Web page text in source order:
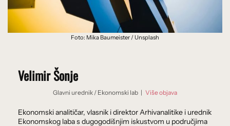
Foto: Mika Baumeister / Unsplash
Velimir Šonje
Glavni urednik / Ekonomski lab | Više objava
Ekonomski analitičar, vlasnik i direktor Arhivanalitike i urednik
Ekonomskog laba s dugogodišnjim iskustvom u područjima